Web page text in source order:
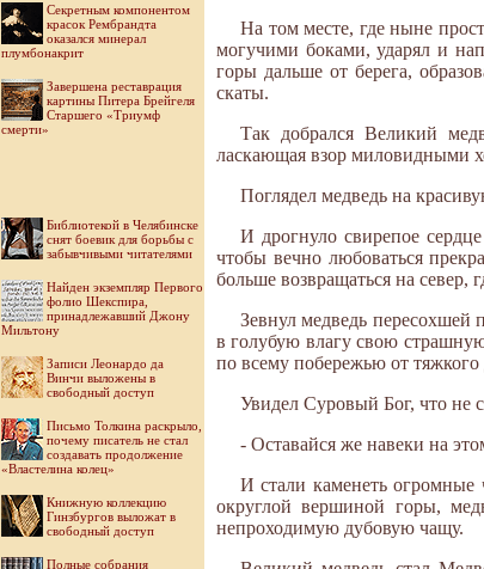
Секретным компонентом
красок Рембрандта
оказался минерал
плумбонакрит
Завершена реставрация
картины Питера Брейгеля
Старшего «Триумф
смерти»
Библиотекой в Челябинске
снят боевик для борьбы с
забывчивыми читателями
Найден экземпляр Первого
фолио Шекспира,
принадлежавший Джону
Мильтону
Записи Леонардо да
Винчи выложены в
свободный доступ
Письмо Толкина раскрыло,
почему писатель не стал
создавать продолжение
«Властелина колец»
Книжную коллекцию
Гинзбургов выложат в
свободный доступ
Полные собрания
На том месте, где ныне
могучими боками, ударял и
горы дальше от берега,
скаты.
Так добрался Великий
ласкающая взор миловидными
Поглядел медведь на
И дрогнуло свирепое
чтобы вечно любоваться
больше возвращаться на север,
Зевнул медведь пересохшей
в голубую влагу свою
по всему побережью от тяжкого
Увидел Суровый Бог, что не
- Оставайся же навеки на
И стали каменеть огромные
округлой вершиной горы,
непроходимую дубовую чащу.